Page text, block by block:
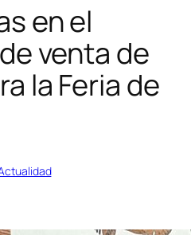
en el
venta de
la Feria de